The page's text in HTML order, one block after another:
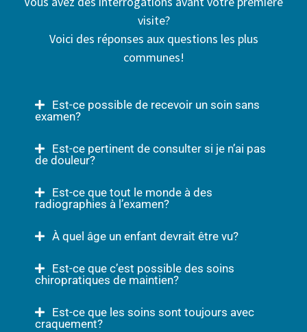
visite?
Voici des réponses aux questions les plus
communes!
Est-ce possible de recevoir un soin sans
examen?
Est-ce pertinent de consulter si je n’ai pas
de douleur?
Est-ce que tout le monde à des
radiographies à l’examen?
À quel âge un enfant devrait être vu?
Est-ce que c’est possible des soins
chiropratiques de maintien?
Est-ce que les soins sont toujours avec
craquement?